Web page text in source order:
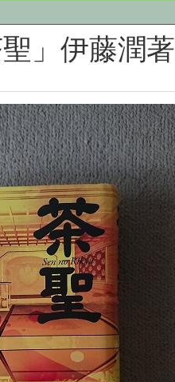
」伊藤潤著